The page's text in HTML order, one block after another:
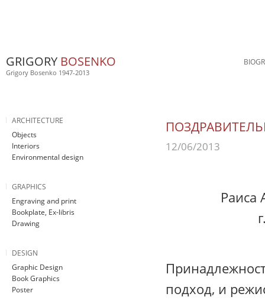
GRIGORY BOSENKO
Grigory Bosenko 1947-2013
12/06/2013
Раиса
подход, и
ARCHITECTURE
Objects
Interiors
Environmental design
GRAPHICS
Engraving and print
Bookplate, Ex-libris
Drawing
DESIGN
Graphic Design
Book Graphics
Poster